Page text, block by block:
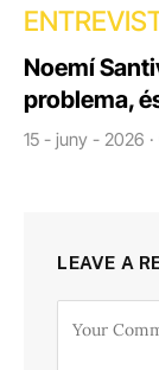
Noemí
problema,
15 - juny - 2026
LEAVE A